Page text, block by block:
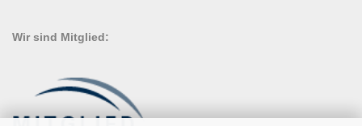
Wir sind Mitglied: